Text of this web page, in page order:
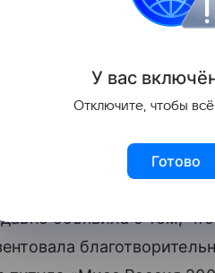
таки настояла на
сохранены.
родном городе 29-
объявила о том,
У вас включ
Отключите, чтобы
Готово